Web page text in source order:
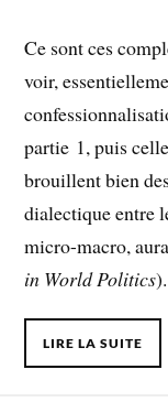
Ce sont ces
voir,
partie 1, puis
brouillent bien
dialectique entre
micro-macro,
in World Politics).
LIRE LA SUITE